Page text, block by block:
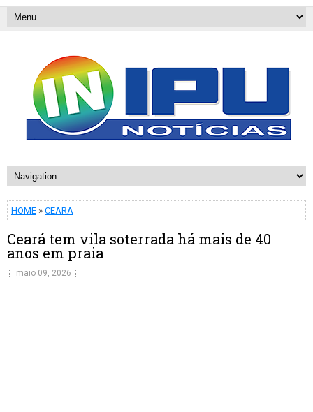
HOME » CEARA
Ceará tem vila soterrada há mais de 40
anos em praia
maio 09, 2026